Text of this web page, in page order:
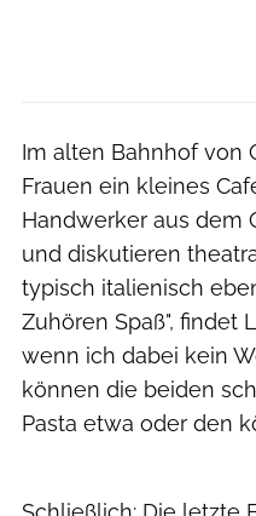
Im alten Bahnhof von
Frauen ein kleines
Handwerker aus dem
und diskutieren
typisch italienisch
Zuhören Spaß", findet
wenn ich dabei kein
können die beiden
Pasta etwa oder den